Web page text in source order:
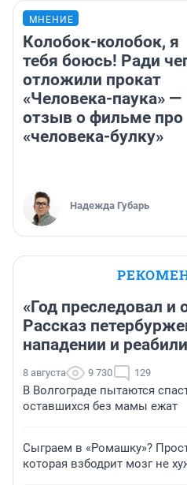
МНЕНИЕ
Колобок-колобок, я
тебя боюсь! Ради
отложили прокат
«Человека-паука» —
отзыв о фильме про
«человека-булку»
Надежда Губарь
«Год преследовал и
Рассказ
нападении и
8 августа 9 730 129
В Волгограде пытаются
оставшихся без мамы ежат
Сыграем в «Ромашку»?
которая взбодрит мозг не